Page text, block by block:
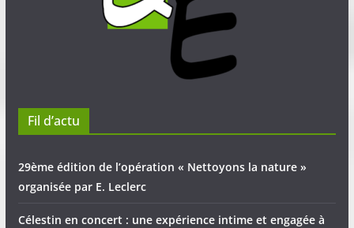
Fil d’actu
29ème édition de l’opération « Nettoyons la nature »
organisée par E. Leclerc
Célestin en concert : une expérience intime et engagée à